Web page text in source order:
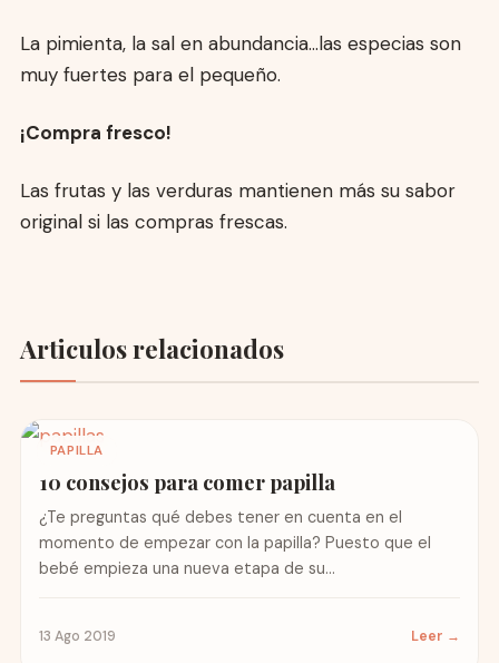
La pimienta, la sal en abundancia…las especias son
muy fuertes para el pequeño.
¡Compra fresco!
Las frutas y las verduras mantienen más su sabor
original si las compras frescas.
Articulos relacionados
PAPILLA
10 consejos para comer papilla
¿Te preguntas qué debes tener en cuenta en el
momento de empezar con la papilla? Puesto que el
bebé empieza una nueva etapa de su...
13 Ago 2019 Leer →